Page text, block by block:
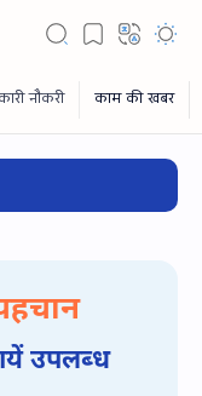
उपलब्‍ध